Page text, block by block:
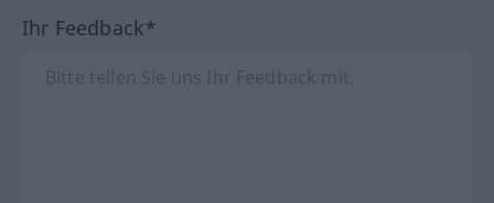
Ihr Feedback*